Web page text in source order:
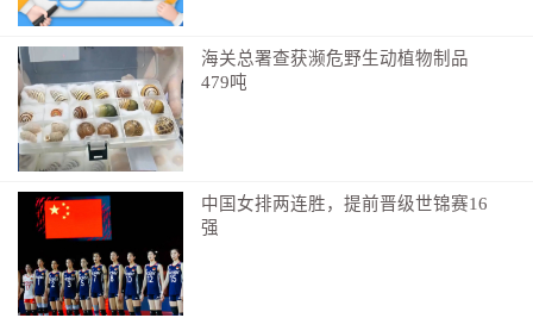
海关总署查获濒危野生动植物制品
479吨
中国女排两连胜，提前晋级世锦赛16
强